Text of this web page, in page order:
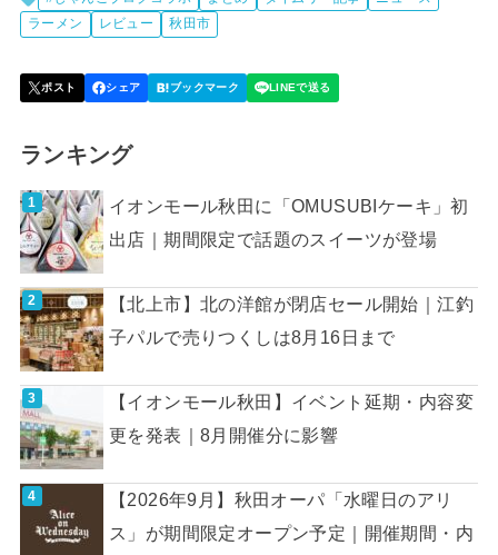
ラーメン
レビュー 秋田市
ランキング
イオンモール秋田に「OMUSUBIケーキ」初
出店｜期間限定で話題のスイーツが登場
【北上市】北の洋館が閉店セール開始｜江釣
子パルで売りつくしは8月16日まで
【イオンモール秋田】イベント延期・内容変
更を発表｜8月開催分に影響
【2026年9月】秋田オーパ「水曜日のアリ
ス」が期間限定オープン予定｜開催期間・内